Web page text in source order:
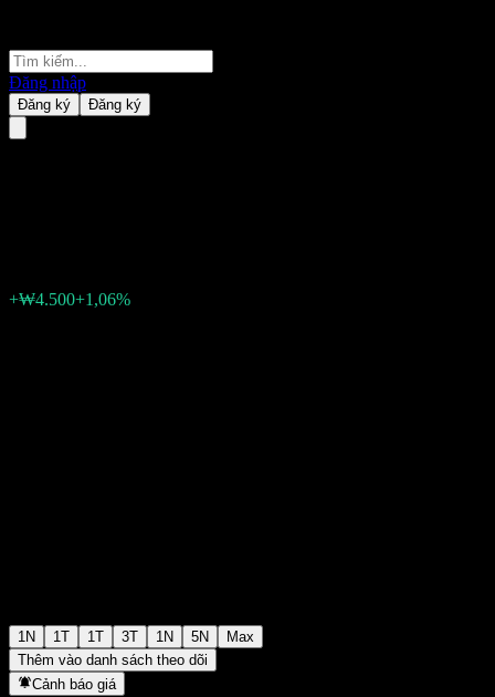
Đăng nhập
Đăng ký Đăng ký
+₩4.500+1,06%
1N 1T 1T 3T 1N 5N
Max
Thêm vào danh sách theo dõi
Cảnh báo giá